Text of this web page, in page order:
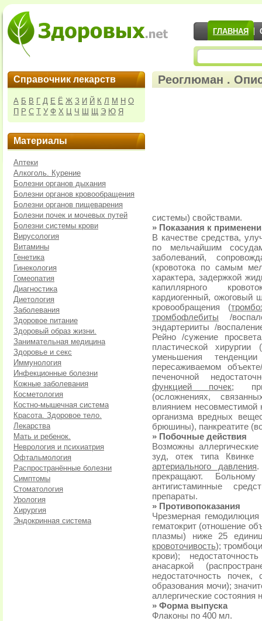
ГЛАВНАЯ
Справочник лекарств
А Б В Г Д Е Ё Ж З И Й К Л М Н О
П Р С Т У Ф Х Ц Ч Ш Щ Э Ю Я
Материалы
Аптеки
Алкоголь. Курение
Болезни органов дыхания
Болезни органов кровообращения
Болезни органов пищеварения
Болезни почек и мочевых путей
Болезни системы крови
Вирусология
Витамины
Генетика
Гинекология
Гомеопатия
Диагностика
Диетология
Заболевания
Здоровое питание
Здоровый образ жизни.
Занимательная медицина
Здоровье и секс
Иммунология
Инфекционные болезни
Кожные заболевания
Косметология
Костно-мышечная система
Красота. Здоровое тело.
Лекарства
Мать и ребенок.
Неврология и психиатрия
Офтальмология
Распространённые болезни
Симптомы
Стоматология
Урология
Хирургия
Эндокринная система
Реоглюман .
системы) свойствами.
» Показания к
В качестве средства,
по мельчайшим
заболеваний,
(кровотока по самым
характера, задержкой
капиллярного
кардиогенный, ожоговый
кровообращения (
тромбофлебиты /
эндартерииты /
Рейно /сужение
пластической
уменьшения
пересаживаемом
печеночной
функцией почек; при
(осложнениях,
влиянием несовместимой
организма вредных
брюшины), панкреатите
» Побочные действия
Возможны
зуд, отек типа
артериального давления.
прекращают.
антигистаминные
препараты.
» Противопоказания
Чрезмерная
гематокрит (отношение
плазмы) ниже 25
кровоточивость);
крови);
анасаркой
недостаточность почек,
образования мочи);
аллергические состояния
» Форма выпуска
Флаконы по 400 мл.